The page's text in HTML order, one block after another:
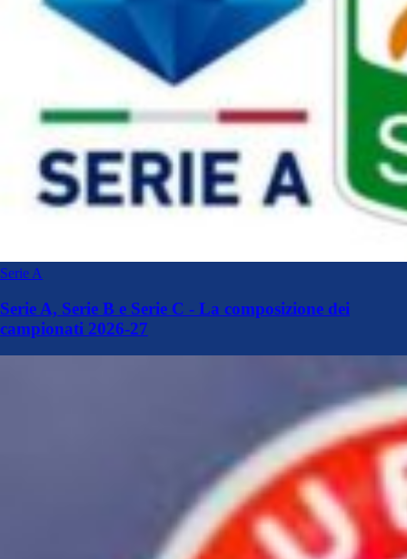
Serie A
Serie A, Serie B e Serie C - La composizione dei
campionati 2026-27